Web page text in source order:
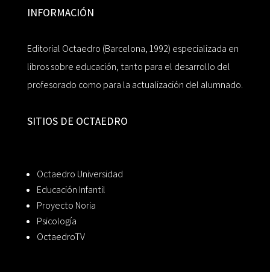
INFORMACIÓN
Editorial Octaedro (Barcelona, 1992) especializada en
libros sobre educación, tanto para el desarrollo del
profesorado como para la actualización del alumnado.
SITIOS DE OCTAEDRO
Octaedro Universidad
Educación Infantil
Proyecto Noria
Psicología
OctaedroTV